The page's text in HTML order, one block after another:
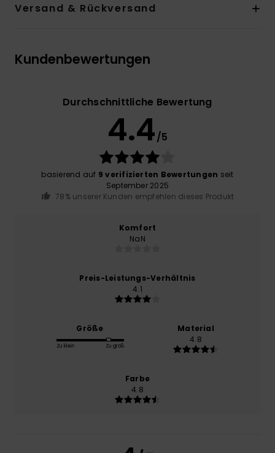
Versand & Rückversand
Kundenbewertungen
Durchschnittliche Bewertung
4.4/5
basierend auf 9 verifizierten Bewertungen seit
September 2025
78% unserer Kunden empfehlen dieses Produkt
Komfort
NaN
Preis-Leistungs-Verhältnis
4.1
Größe
Zu klein Zu groß
Material
4.8
Farbe
4.8